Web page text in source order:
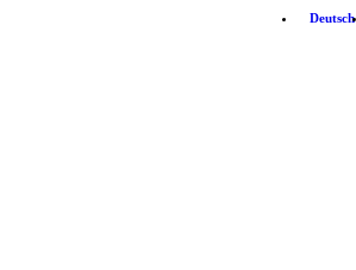
Deutsch